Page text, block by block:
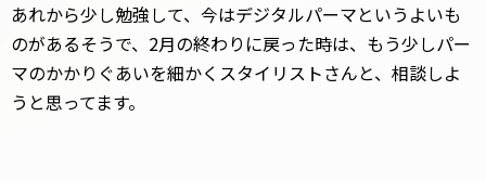
あれから少し勉強して、今はデジタルパーマというよいも
のがあるそうで、2月の終わりに戻った時は、もう少しパー
マのかかりぐあいを細かくスタイリストさんと、相談しよ
うと思ってます。